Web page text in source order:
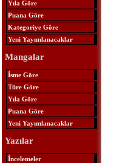
Yıla Göre
Puana Göre
Kategoriye Göre
Yeni Yayımlanacaklar
Mangalar
İsme Göre
Türe Göre
Yıla Göre
Puana Göre
Yeni Yayımlanacaklar
Yazılar
İncelemeler